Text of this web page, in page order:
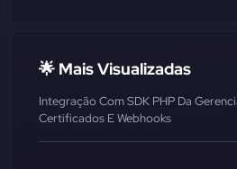
🌟 Mais Visualizadas
Integração Com SDK PHP Da
Certificados E Webhooks